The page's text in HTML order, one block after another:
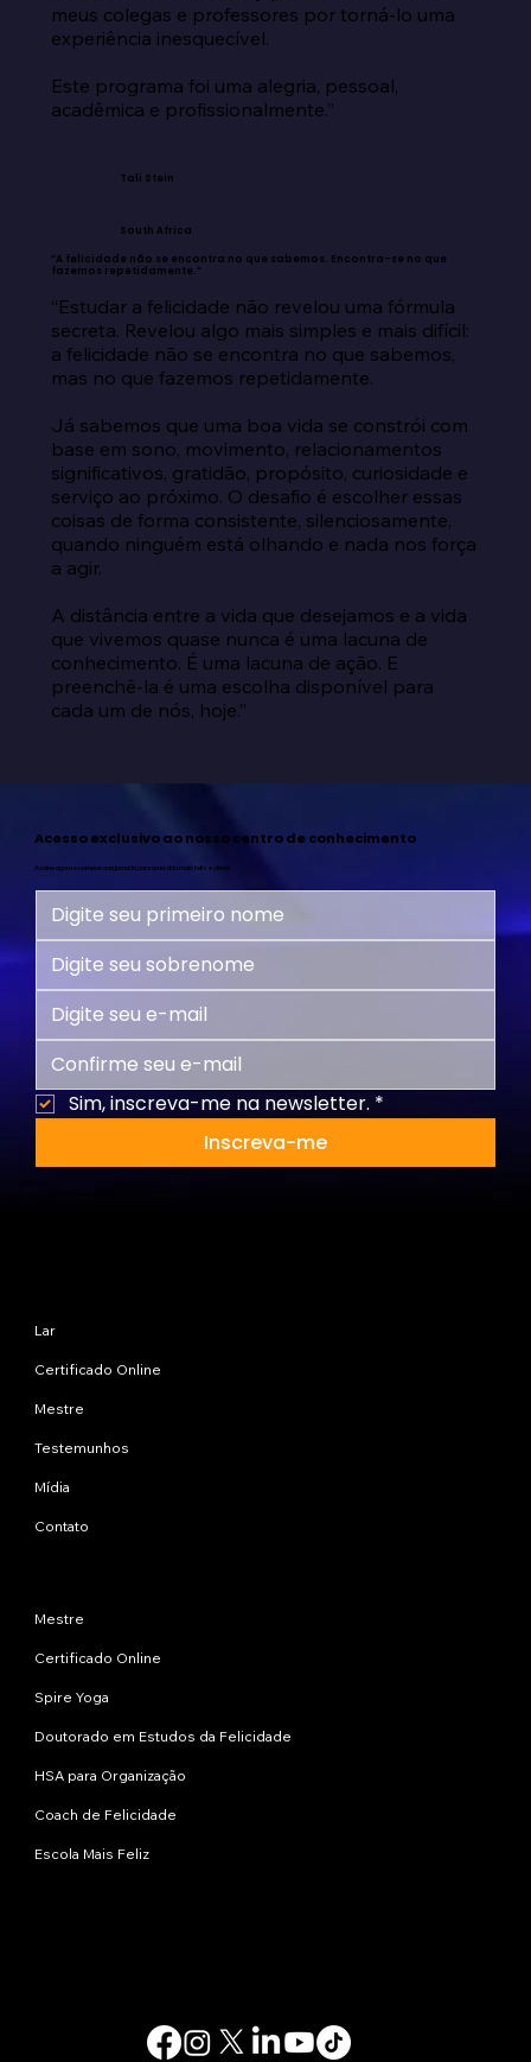
meus colegas e professores por torná-lo uma
experiência inesquecível.
Este programa foi uma alegria, pessoal,
acadêmica e profissionalmente.”
Tali Stein
South Africa
“A felicidade não se encontra no que sabemos. Encontra-se no que
fazemos repetidamente.”
“Estudar a felicidade não revelou uma fórmula
secreta. Revelou algo mais simples e mais difícil:
a felicidade não se encontra no que sabemos,
mas no que fazemos repetidamente.
Já sabemos que uma boa vida se constrói com
base em sono, movimento, relacionamentos
significativos, gratidão, propósito, curiosidade e
serviço ao próximo. O desafio é escolher essas
coisas de forma consistente, silenciosamente,
quando ninguém está olhando e nada nos força
a agir.
A distância entre a vida que desejamos e a vida
que vivemos quase nunca é uma lacuna de
conhecimento. É uma lacuna de ação. E
preenchê-la é uma escolha disponível para
cada um de nós, hoje.”
Acesso exclusivo ao nosso centro de conhecimento
Assine agora e comece sua jornada para uma vida mais feliz e plena!
Sim, inscreva-me na newsletter. *
Inscreva-me
Lar
Certificado Online
Mestre
Testemunhos
Mídia
Contato
Mestre
Certificado Online
Spire Yoga
Doutorado em Estudos da Felicidade
HSA para Organização
Coach de Felicidade
Escola Mais Feliz